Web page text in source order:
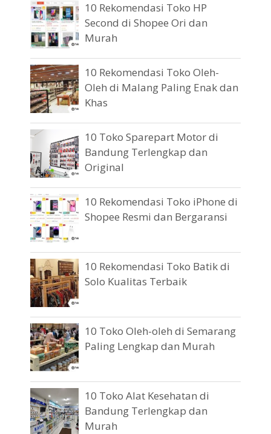
10 Rekomendasi Toko HP
Second di Shopee Ori dan
Murah
10 Rekomendasi Toko Oleh-
Oleh di Malang Paling Enak dan
Khas
10 Toko Sparepart Motor di
Bandung Terlengkap dan
Original
10 Rekomendasi Toko iPhone di
Shopee Resmi dan Bergaransi
10 Rekomendasi Toko Batik di
Solo Kualitas Terbaik
10 Toko Oleh-oleh di Semarang
Paling Lengkap dan Murah
10 Toko Alat Kesehatan di
Bandung Terlengkap dan
Murah